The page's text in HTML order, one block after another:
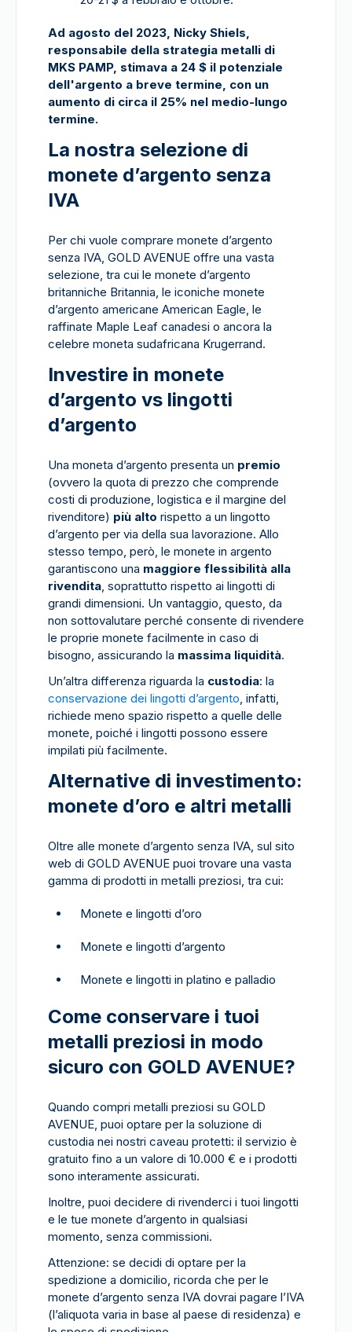
Ad agosto del 2023, Nicky Shiels,
responsabile della strategia metalli di
MKS PAMP, stimava a 24 $ il potenziale
dell'argento a breve termine, con un
aumento di circa il 25% nel medio-lungo
termine.
La nostra selezione di
monete d’argento senza
IVA
Per chi vuole comprare monete d’argento
senza IVA, GOLD AVENUE offre una vasta
selezione, tra cui le monete d’argento
britanniche Britannia, le iconiche monete
d’argento americane American Eagle, le
raffinate Maple Leaf canadesi o ancora la
celebre moneta sudafricana Krugerrand.
Investire in monete
d’argento vs lingotti
d’argento
Una moneta d’argento presenta un premio
(ovvero la quota di prezzo che comprende
costi di produzione, logistica e il margine del
rivenditore) più alto rispetto a un lingotto
d’argento per via della sua lavorazione. Allo
stesso tempo, però, le monete in argento
garantiscono una maggiore flessibilità alla
rivendita, soprattutto rispetto ai lingotti di
grandi dimensioni. Un vantaggio, questo, da
non sottovalutare perché consente di rivendere
le proprie monete facilmente in caso di
bisogno, assicurando la massima liquidità.
Un’altra differenza riguarda la custodia: la
conservazione dei lingotti d’argento, infatti,
richiede meno spazio rispetto a quelle delle
monete, poiché i lingotti possono essere
impilati più facilmente.
Alternative di investimento:
monete d’oro e altri metalli
Oltre alle monete d’argento senza IVA, sul sito
web di GOLD AVENUE puoi trovare una vasta
gamma di prodotti in metalli preziosi, tra cui:
Monete e lingotti d’oro
Monete e lingotti d’argento
Monete e lingotti in platino e palladio
Come conservare i tuoi
metalli preziosi in modo
sicuro con GOLD AVENUE?
Quando compri metalli preziosi su GOLD
AVENUE, puoi optare per la soluzione di
custodia nei nostri caveau protetti: il servizio è
gratuito fino a un valore di 10.000 € e i prodotti
sono interamente assicurati.
Inoltre, puoi decidere di rivenderci i tuoi lingotti
e le tue monete d’argento in qualsiasi
momento, senza commissioni.
Attenzione: se decidi di optare per la
spedizione a domicilio, ricorda che per le
monete d’argento senza IVA dovrai pagare l’IVA
(l’aliquota varia in base al paese di residenza) e